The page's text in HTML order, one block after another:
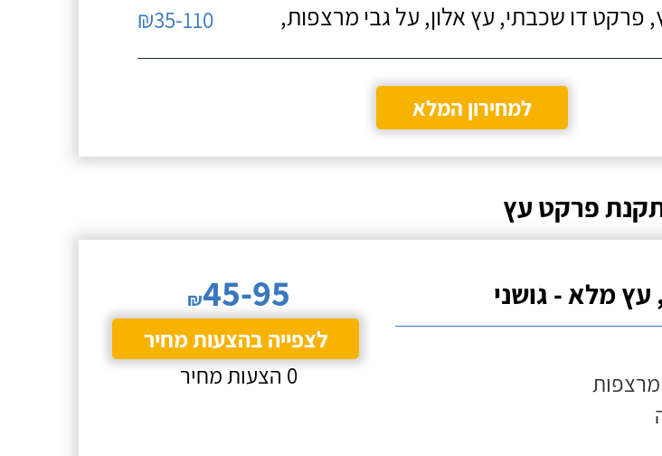
דו שכבתי, עץ אלון, על גבי מרצפות,
₪35-110
למחירון המלא
פרקט עץ
מלא - גושני ₪45-95
לצפייה בהצעות מחיר
0 הצעות מחיר